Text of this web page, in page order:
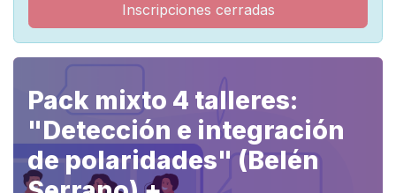
Inscripciones cerradas
Pack mixto 4 talleres:
"Detección e integración
de polaridades" (Belén